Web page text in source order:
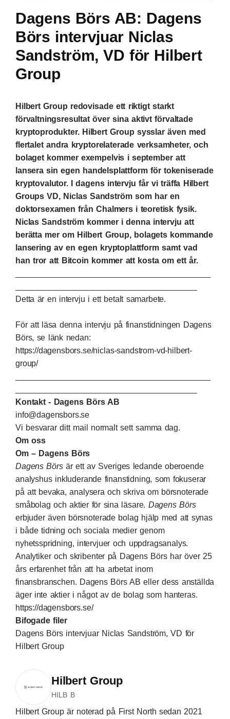
Dagens Börs AB: Dagens
Börs intervjuar Niclas
Sandström, VD för Hilbert
Group
Hilbert Group redovisade ett riktigt starkt
förvaltningsresultat över sina aktivt förvaltade
kryptoprodukter. Hilbert Group sysslar även med
flertalet andra kryptorelaterade verksamheter, och
bolaget kommer exempelvis i september att
lansera sin egen handelsplattform för tokeniserade
kryptovalutor. I dagens intervju får vi träffa Hilbert
Groups VD, Niclas Sandström som har en
doktorsexamen från Chalmers i teoretisk fysik.
Niclas Sandström kommer i denna intervju att
berätta mer om Hilbert Group, bolagets kommande
lansering av en egen kryptoplattform samt vad
han tror att Bitcoin kommer att kosta om ett år.
Detta är en intervju i ett betalt samarbete.
För att läsa denna intervju på finanstidningen Dagens
Börs, se länk nedan:
https://dagensbors.se/niclas-sandstrom-vd-hilbert-
group/
Kontakt - Dagens Börs AB
info@dagensbors.se
Vi besvarar ditt mail normalt sett samma dag.
Om oss
Om – Dagens Börs
Dagens Börsär ett av Sveriges ledande oberoende
analyshus inkluderande finanstidning, som fokuserar
på att bevaka, analysera och skriva om börsnoterade
småbolag och aktier för sina läsare. Dagens Börs
erbjuder även börsnoterade bolag hjälp med att synas
i både tidning och sociala medier genom
nyhetsspridning, intervjuer och uppdragsanalys.
Analytiker och skribenter på Dagens Börs har över 25
års erfarenhet från att ha arbetat inom
finansbranschen. Dagens Börs AB eller dess anställda
äger inte aktier i något av de bolag som hanteras.
https://dagensbors.se/
Bifogade filer
Dagens Börs intervjuar Niclas Sandström, VD för
Hilbert Group
Hilbert Group
HILB B
Hilbert Group är noterad på First North sedan 2021